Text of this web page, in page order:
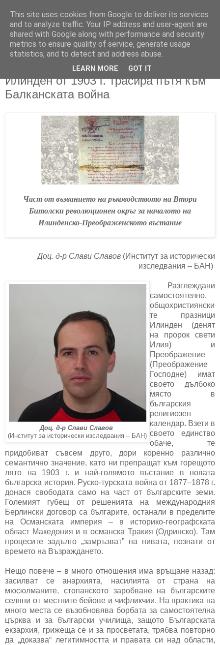
Илинден от 1903 г. трасира пътя към
Балканската война
Част от възванието на ръководството на Втори
Битолски революционен окръг за началото на
Илинденско-Преображенското въстание
Доц. д-р Слави Славов (Институт за исторически
изследвания – БАН)
Доц. д-р Слави Славов
(Институт за исторически изследвания – БАН)
Разглеждани
самостоятелно,
общохристиянски
те празници
Илинден (денят
на пророк свети
Илия) и
Преображение
(Преображение
Господне) имат
своето дълбоко
място в
българския
религиозен
календар. Взети в
своето единство
обаче, те
придобиват съвсем друго, дори коренно различно
семантично значение, като ни препращат към горещото
лято на 1903 г. и най-голямото въстание в новата
българска история. Руско-турската война от 1877–1878 г.
донася свободата само на част от българските земи.
Големият губещ от решенията на международния
Берлински договор са българите, останали в пределите
на Османската империя – в историко-географската
област Македония и в османска Тракия (Одринско). Там
процесите задълго „замръзват” на нивата, познати от
времето на Възраждането.
Нещо повече – в много отношения има връщане назад:
засилват се анархията, насилията от страна на
мюсюлманите, стопанското заробване на българските
селяни от местните бейове и чифликчии. На практика на
много места се възобновява борбата за самостоятелна
църква и за български училища, защото Българската
екзархия, грижеща се и за просветата, трябва повторно
да „доказва“ легитимността и правата си над области,
This site uses cookies from Google to deliver its services
and to analyze traffic. Your IP address and user-agent are
shared with Google along with performance and security
metrics to ensure quality of service, generate usage
statistics, and to detect and address abuse.
LEARN MORE GOT IT